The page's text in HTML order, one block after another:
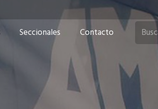
Seccionales Contacto